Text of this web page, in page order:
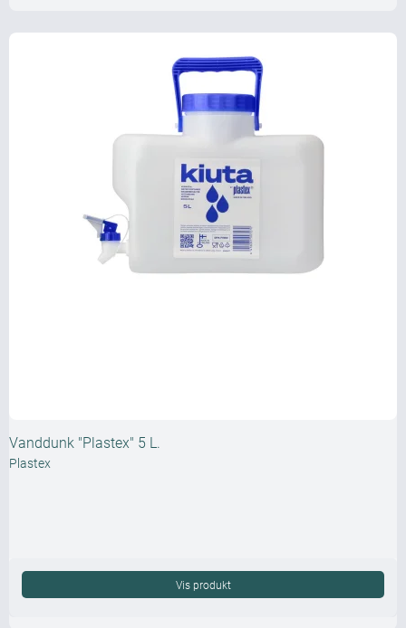
Vanddunk "Plastex" 5 L.
Plastex
Vis produkt